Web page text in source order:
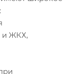
и ЖКХ,